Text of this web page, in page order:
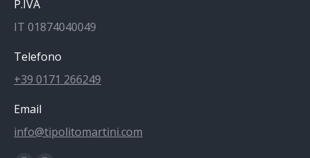
P.IVA
IT 01874040049
Telefono
+39 0171 266249
Email
info@tipolitomartini.com